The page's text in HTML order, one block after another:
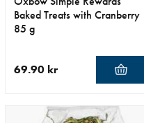
Baked Treats with Cranberry
85 g
69.90 kr